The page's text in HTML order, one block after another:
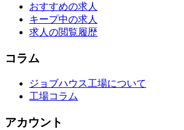
おすすめの求人
キープ中の求人
求人の閲覧履歴
コラム
ジョブハウス工場について
工場コラム
アカウント